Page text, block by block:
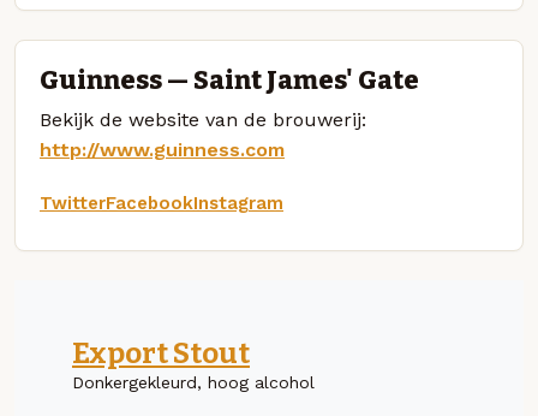
Guinness — Saint James' Gate
Bekijk de website van de brouwerij:
http://www.guinness.com
TwitterFacebookInstagram
Export Stout
Donkergekleurd, hoog alcohol